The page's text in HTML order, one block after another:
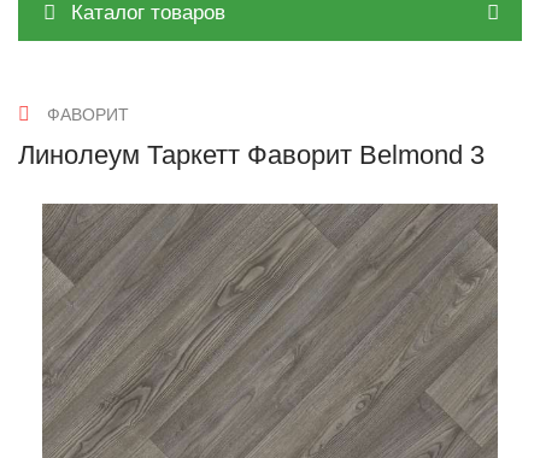
Каталог товаров
ФАВОРИТ
Линолеум Таркетт Фаворит Belmond 3